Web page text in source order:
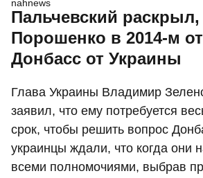
Пальчевский
Порошенко в 2014-м
Донбасс от Украины
Глава Украины Владимир
заявил, что ему потребуется
срок, чтобы решить вопрос
украинцы ждали, что когда они
всеми полномочиями, выбрав